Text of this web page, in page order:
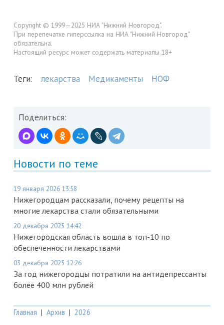
Copyright © 1999—2025 НИА "Нижний Новгород".
При перепечатке гиперссылка на НИА "Нижний Новгород"
обязательна.
Настоящий ресурс может содержать материалы 18+
Теги: лекарства Медикаменты НОФ
Поделиться:
Новости по теме
19 января 2026 13:58
Нижегородцам рассказали, почему рецепты на
многие лекарства стали обязательными
20 декабря 2025 14:42
Нижегородская область вошла в топ-10 по
обеспеченности лекарствами
03 декабря 2025 12:26
За год нижегородцы потратили на антидепрессанты
более 400 млн рублей
Главная | Архив | 2026